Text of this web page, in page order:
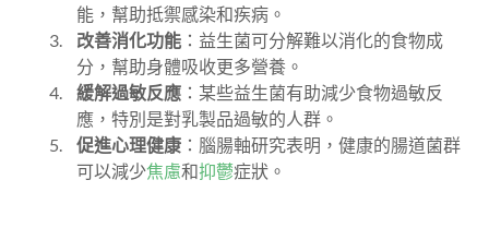
能，幫助抵禦感染和疾病。
改善消化功能 ：益生菌可分解難以消化的食物成
分，幫助身體吸收更多營養。
緩解過敏反應 ：某些益生菌有助減少食物過敏反
應，特別是對乳製品過敏的人群。
促進心理健康 ：腦腸軸研究表明，健康的腸道菌群
可以減少焦慮和抑鬱症狀。